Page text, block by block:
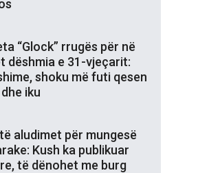
“Glock” rrugës për në
dëshmia e 31-vjeçarit:
shoku më futi qesen
iku
aludimet për mungesë
Kush ka publikuar
të dënohet me burg